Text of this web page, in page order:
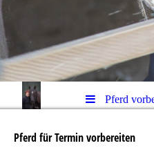
Pferd
Pferd für Termin vorbereiten